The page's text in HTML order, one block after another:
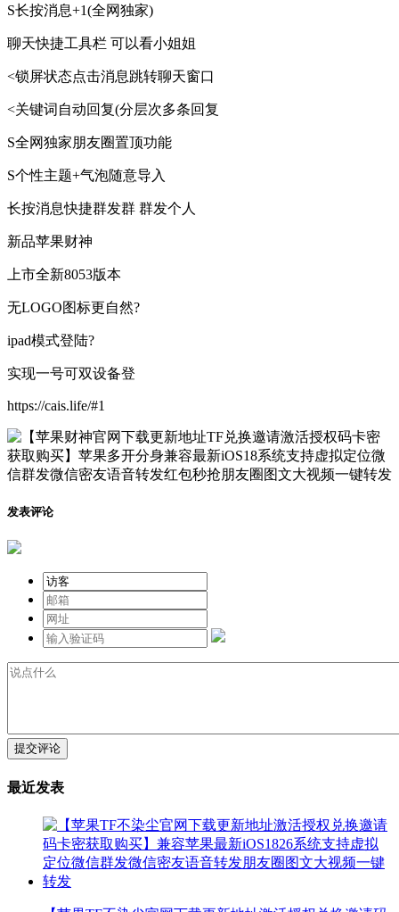
S长按消息+1(全网独家)
聊天快捷工具栏 可以看小姐姐
<锁屏状态点击消息跳转聊天窗口
<关键词自动回复(分层次多条回复
S全网独家朋友圈置顶功能
S个性主题+气泡随意导入
长按消息快捷群发群 群发个人
新品苹果财神
上市全新8053版本
无LOGO图标更自然?
ipad模式登陆?
实现一号可双设备登
https://cais.life/#1
发表评论
提交评论
最近发表